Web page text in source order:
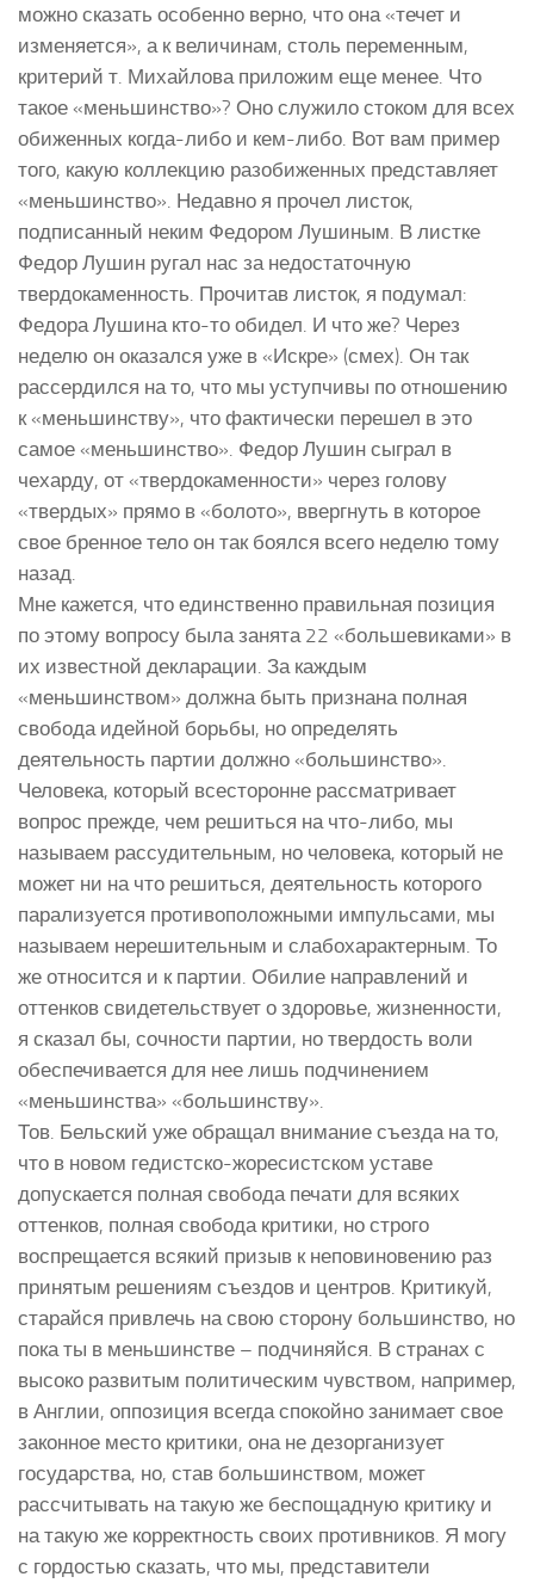
можно сказать особенно верно, что она «течет и
изменяется», а к величинам, столь переменным,
критерий т. Михайлова приложим еще менее. Что
такое «меньшинство»? Оно служило стоком для всех
обиженных когда-либо и кем-либо. Вот вам пример
того, какую коллекцию разобиженных представляет
«меньшинство». Недавно я прочел листок,
подписанный неким Федором Лушиным. В листке
Федор Лушин ругал нас за недостаточную
твердокаменность. Прочитав листок, я подумал:
Федора Лушина кто-то обидел. И что же? Через
неделю он оказался уже в «Искре» (смех). Он так
рассердился на то, что мы уступчивы по отношению
к «меньшинству», что фактически перешел в это
самое «меньшинство». Федор Лушин сыграл в
чехарду, от «твердокаменности» через голову
«твердых» прямо в «болото», ввергнуть в которое
свое бренное тело он так боялся всего неделю тому
назад.
Мне кажется, что единственно правильная позиция
по этому вопросу была занята 22 «большевиками» в
их известной декларации. За каждым
«меньшинством» должна быть признана полная
свобода идейной борьбы, но определять
деятельность партии должно «большинство».
Человека, который всесторонне рассматривает
вопрос прежде, чем решиться на что-либо, мы
называем рассудительным, но человека, который не
может ни на что решиться, деятельность которого
парализуется противоположными импульсами, мы
называем нерешительным и слабохарактерным. То
же относится и к партии. Обилие направлений и
оттенков свидетельствует о здоровье, жизненности,
я сказал бы, сочности партии, но твердость воли
обеспечивается для нее лишь подчинением
«меньшинства» «большинству».
Тов. Бельский уже обращал внимание съезда на то,
что в новом гедистско-жоресистском уставе
допускается полная свобода печати для всяких
оттенков, полная свобода критики, но строго
воспрещается всякий призыв к неповиновению раз
принятым решениям съездов и центров. Критикуй,
старайся привлечь на свою сторону большинство, но
пока ты в меньшинстве – подчиняйся. В странах с
высоко развитым политическим чувством, например,
в Англии, оппозиция всегда спокойно занимает свое
законное место критики, она не дезорганизует
государства, но, став большинством, может
рассчитывать на такую же беспощадную критику и
на такую же корректность своих противников. Я могу
с гордостью сказать, что мы, представители